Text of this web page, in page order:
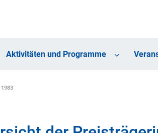
Aktivitäten und Programme
1983